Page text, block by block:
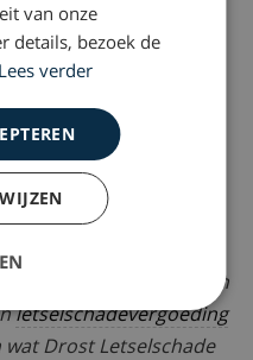
Het zou
BOB ook in het bezit
Meer informatie
op de website van
barbecuen
Wilt u weten
letselschadevergoeding
Drost Letselschade
van onze
details, bezoek de
Lees verder